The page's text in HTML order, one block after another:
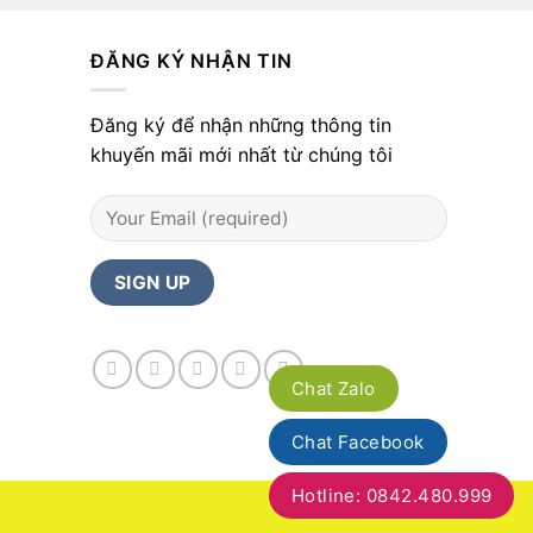
ĐĂNG KÝ NHẬN TIN
Đăng ký để nhận những thông tin
khuyến mãi mới nhất từ chúng tôi
Chat Zalo
Chat Facebook
Hotline: 0842.480.999